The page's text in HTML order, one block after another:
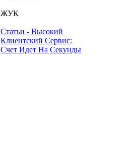
ЖУК
Статьи - Высокий
Клиентский Сервис:
Счет Идет На Секунды